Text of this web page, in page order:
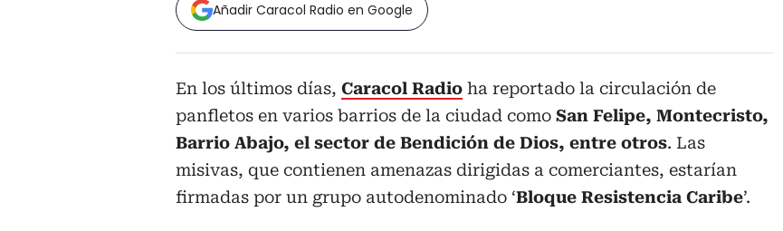
Añadir Caracol Radio en Google
En los últimos días, Caracol Radio ha reportado la circulación de
panfletos en varios barrios de la ciudad como San Felipe, Montecristo,
Barrio Abajo, el sector de Bendición de Dios, entre otros. Las
misivas, que contienen amenazas dirigidas a comerciantes, estarían
firmadas por un grupo autodenominado ‘Bloque Resistencia Caribe’.